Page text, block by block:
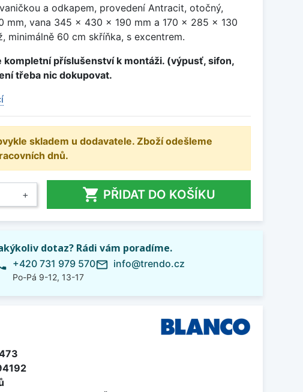
a odkapem, provedení Antracit, otočný,
mm, vana 345 x 430 x 190 mm a 170 x 285 x 130
minimálně 60 cm skříňka, s excentrem.
kompletní příslušenství k montáži. (výpusť, sifon,
třeba nic dokupovat.
skladem u dodavatele. Zboží odešleme
dnů.
+  PŘIDAT DO KOŠÍKU
dotaz? Rádi vám poradíme.
+420 731 979 570
Po-Pá 9-12, 13-17
mail_outline info@trendo.cz